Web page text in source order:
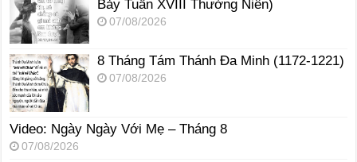
Bảy Tuần XVIII Thường Niên)
07/08/2026
8 Tháng Tám Thánh Ða Minh (1172-1221)
07/08/2026
Video: Ngày Ngày Với Mẹ – Tháng 8
07/08/2026